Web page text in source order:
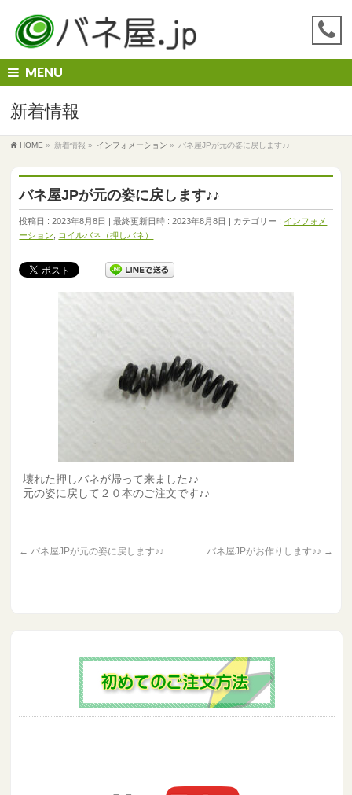
MENU
新着情報
HOME » 新着情報 » インフォメーション » バネ屋JPが元の姿に戻します♪♪
バネ屋JPが元の姿に戻します♪♪
投稿日 : 2023年8月8日 最終更新日時 : 2023年8月8日 カテゴリー : インフォメ
ーション
コイルバネ（押しバネ）
壊れた押しバネが帰って来ました♪♪
元の姿に戻して２０本のご注文です♪♪
← バネ屋JPが元の姿に戻します♪♪ バネ屋JPがお作りします♪♪ →